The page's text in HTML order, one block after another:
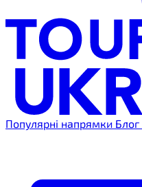
Популярні напрямки Блог